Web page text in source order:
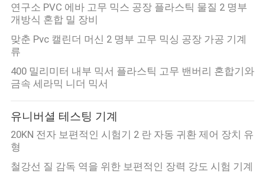
행
품
질
관
리
연
연구소 PVC 에바 고무 믹스 공장 플라스틱 물질 2 명부
개방식 혼합 밀 장비
맞춘 Pvc 캘린더 머신 2 명부 고무 믹싱 공장 가공 기계
류
400 밀리미터 내부 믹서 플라스틱 고무 밴버리 혼합기와
금속 세라믹 니더 믹서
유니버셜 테스팅 기계
20KN 전자 보편적인 시험기 2 란 자동 귀환 제어 장치 유
형
철강선 질 감독 역을 위한 보편적인 장력 강도 시험 기계